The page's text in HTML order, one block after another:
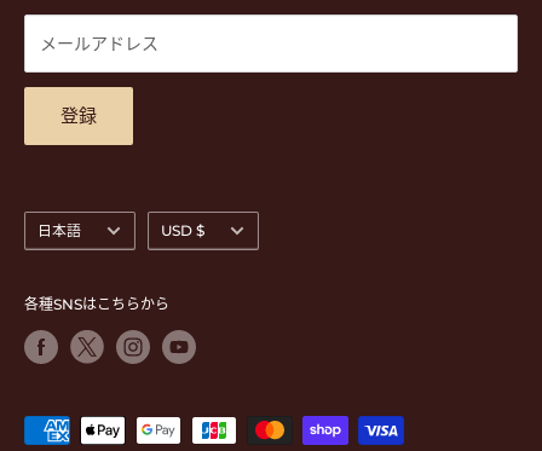
DVD
チケット
楽器レンタル
商品検索
お問合せ
アクセスマップ
メールアドレス
登録
休)
語
日本語
貨
USD $
各種SNSはこちらから